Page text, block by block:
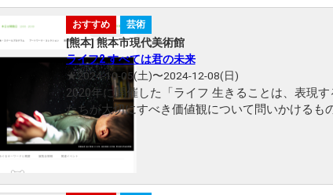
おすすめ 芸術
[熊本] 熊本市現代美術館
ライフ2 すべては君の未来
★2024-10-05(土)〜2024-12-08(日)
2020年に開催した「ライフ 生きることは、表現
たちが大切にすべき価値観について問いかけるも
害、また地球規模での新型コロナウイルス感染症
さらに答えのな...